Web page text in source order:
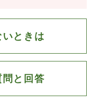
いときは
問と回答